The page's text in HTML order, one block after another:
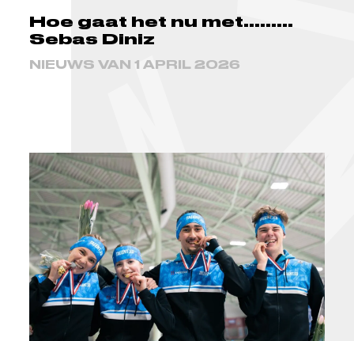
Hoe gaat het nu met.........
Sebas Diniz
NIEUWS VAN 1 APRIL 2026